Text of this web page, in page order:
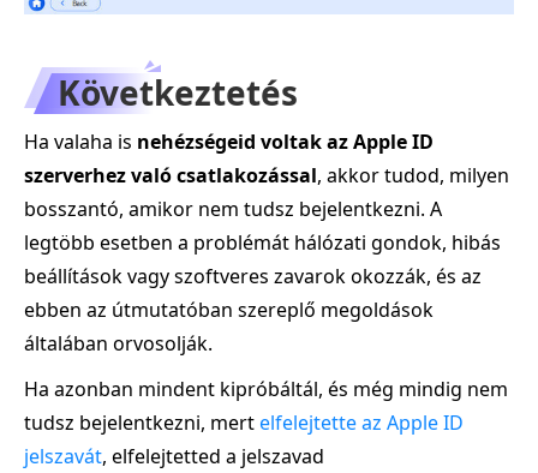
Következtetés
Ha valaha is nehézségeid voltak az Apple ID
szerverhez való csatlakozással, akkor tudod, milyen
bosszantó, amikor nem tudsz bejelentkezni. A
legtöbb esetben a problémát hálózati gondok, hibás
beállítások vagy szoftveres zavarok okozzák, és az
ebben az útmutatóban szereplő megoldások
általában orvosolják.
Ha azonban mindent kipróbáltál, és még mindig nem
tudsz bejelentkezni, mertelfelejtette az Apple ID
jelszavát, elfelejtetted a jelszavad